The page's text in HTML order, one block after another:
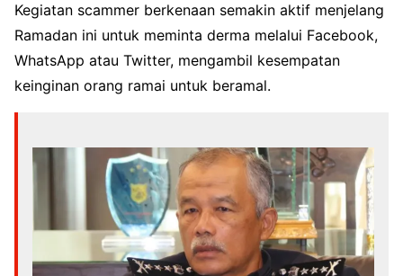
Kegiatan scammer berkenaan semakin aktif menjelang
Ramadan ini untuk meminta derma melalui Facebook,
WhatsApp atau Twitter, mengambil kesempatan
keinginan orang ramai untuk beramal.